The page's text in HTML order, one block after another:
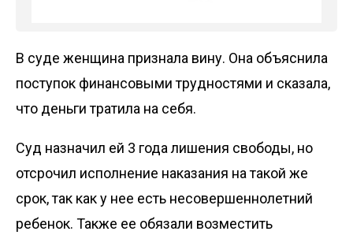
В суде женщина признала вину. Она объяснила
поступок финансовыми трудностями и сказала,
что деньги тратила на себя.
Суд назначил ей 3 года лишения свободы, но
отсрочил исполнение наказания на такой же
срок, так как у нее есть несовершеннолетний
ребенок. Также ее обязали возместить